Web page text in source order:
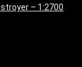
– 1:2700